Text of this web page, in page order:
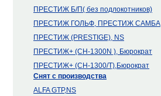
ПРЕСТИЖ Б/П( без подлокотников)
ПРЕСТИЖ ГОЛЬФ, ПРЕСТИЖ САМБА
ПРЕСТИЖ (PRESTIGE), NS
ПРЕСТИЖ+ (CH-1300N ), Бюрократ
ПРЕСТИЖ+ (CH-1300/Т),Бюрократ
Снят с производства
ALFA GTP,NS